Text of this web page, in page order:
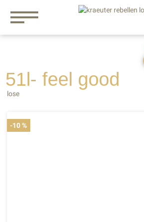
51l- feel good
lose
-10 %